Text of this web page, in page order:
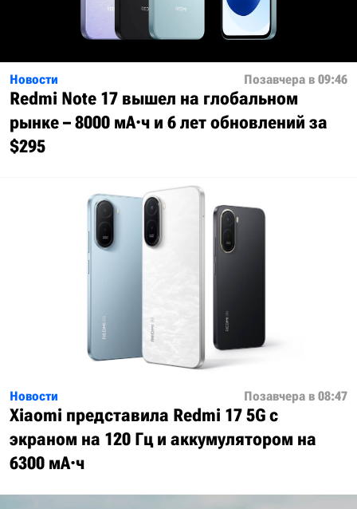
Новости Позавчера в 09:46
Redmi Note 17 вышел на глобальном
рынке – 8000 мА·ч и 6 лет обновлений за
$295
Новости Позавчера в 08:47
Xiaomi представила Redmi 17 5G с
экраном на 120 Гц и аккумулятором на
6300 мА·ч